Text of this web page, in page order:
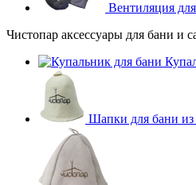
Вентиляция
Чистопар аксессуары для бани и
Шапки для бани из